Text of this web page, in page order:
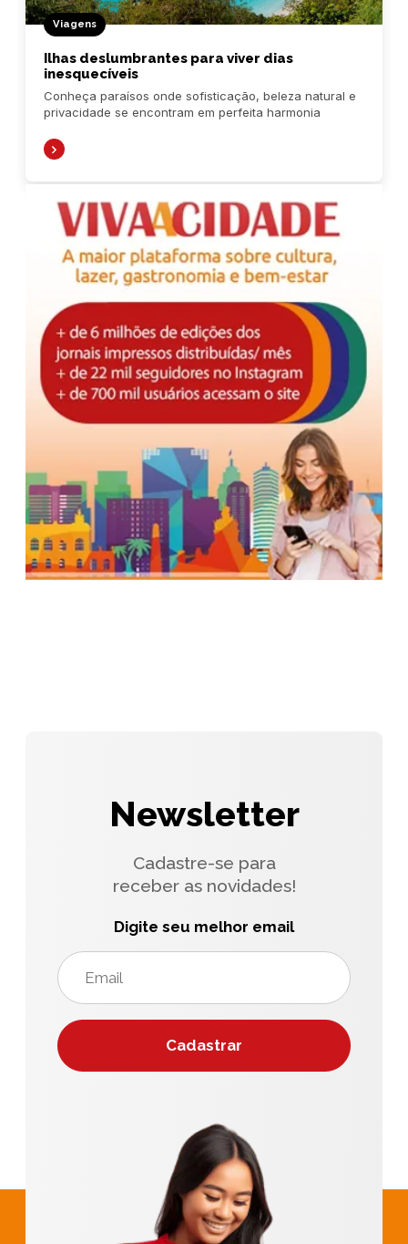
Viagens
Ilhas deslumbrantes para viver dias
inesquecíveis
Conheça paraísos onde sofisticação, beleza natural e
privacidade se encontram em perfeita harmonia
Newsletter
Cadastre-se para
receber as novidades!
Digite seu melhor email